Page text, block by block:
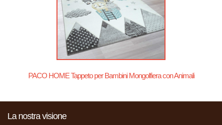
PACO HOME Tappeto per Bambini Mongolfiera con Animali
La nostra visione